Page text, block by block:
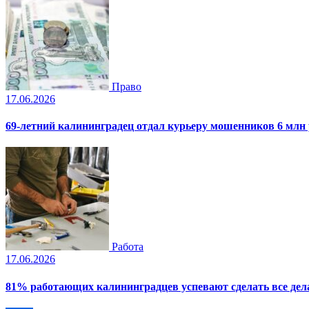
Право
17.06.2026
69-летний калининградец отдал курьеру мошенников 6 млн
Работа
17.06.2026
81% работающих калининградцев успевают сделать все